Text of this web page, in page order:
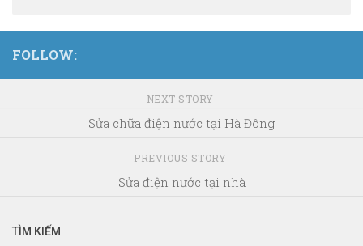
FOLLOW:
NEXT STORY
Sửa chữa điện nước tại Hà Đông
PREVIOUS STORY
Sửa điện nước tại nhà
TÌM KIẾM